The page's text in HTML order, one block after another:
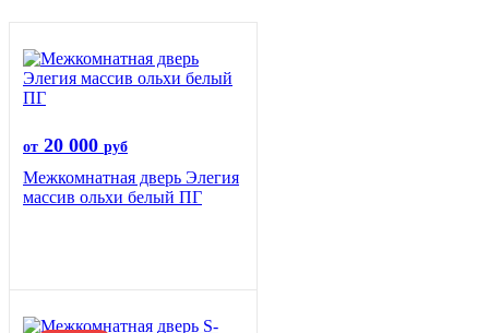
от 20 000 руб
Межкомнатная дверь Элегия
массив ольхи белый ПГ